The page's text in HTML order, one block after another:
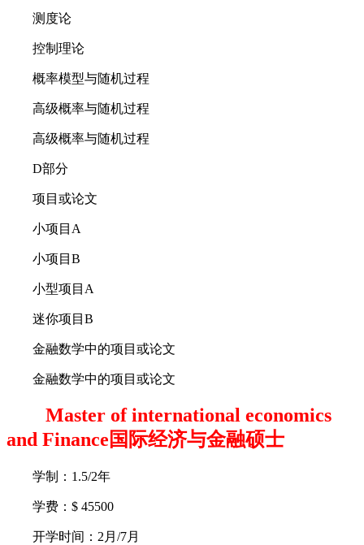
测度论
控制理论
概率模型与随机过程
高级概率与随机过程
高级概率与随机过程
D部分
项目或论文
小项目A
小项目B
小型项目A
迷你项目B
金融数学中的项目或论文
金融数学中的项目或论文
Master of international economics
and Finance国际经济与金融硕士
学制：1.5/2年
学费：$ 45500
开学时间：2月/7月